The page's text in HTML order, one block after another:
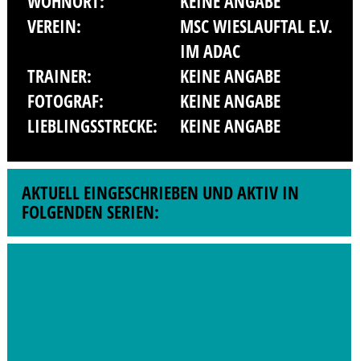
VEREIN:
MSC WIESLAUFTAL E.V.
IM ADAC
TRAINER:
KEINE ANGABE
FOTOGRAF:
KEINE ANGABE
LIEBLINGSSTRECKE:
KEINE ANGABE
AKTUELL EINGESCHRIEBEN UND AKTIV IN
FOLGENDEN SERIEN: